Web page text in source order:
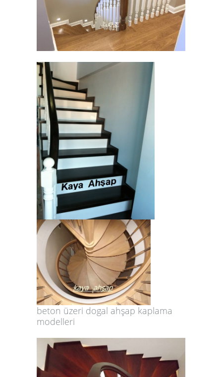
beton üzeri dogal ahşap kaplama
modelleri